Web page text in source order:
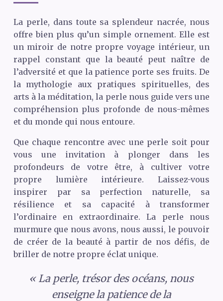
La perle, dans toute sa splendeur nacrée, nous
offre bien plus qu’un simple ornement. Elle est
un miroir de notre propre voyage intérieur, un
rappel constant que la beauté peut naître de
l’adversité et que la patience porte ses fruits. De
la mythologie aux pratiques spirituelles, des
arts à la méditation, la perle nous guide vers une
compréhension plus profonde de nous-mêmes
et du monde qui nous entoure.
Que chaque rencontre avec une perle soit pour
vous une invitation à plonger dans les
profondeurs de votre être, à cultiver votre
propre lumière intérieure. Laissez-vous
inspirer par sa perfection naturelle, sa
résilience et sa capacité à transformer
l’ordinaire en extraordinaire. La perle nous
murmure que nous avons, nous aussi, le pouvoir
de créer de la beauté à partir de nos défis, de
briller de notre propre éclat unique.
« La perle, trésor des océans, nous
enseigne la patience de la